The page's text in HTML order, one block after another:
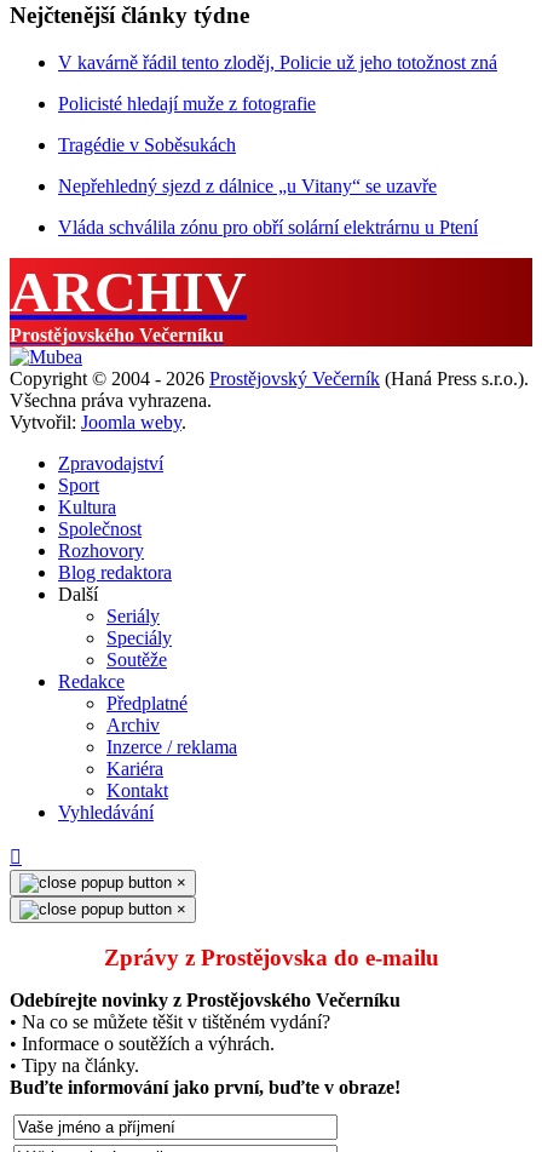
Nejčtenější články týdne
V kavárně řádil tento zloděj, Policie už jeho totožnost zná
Policisté hledají muže z fotografie
Tragédie v Soběsukách
Nepřehledný sjezd z dálnice „u Vitany“ se uzavře
Vláda schválila zónu pro obří solární elektrárnu u Ptení
ARCHIV
Prostějovského Večerníku
Copyright © 2004 - 2026 Prostějovský Večerník (Haná Press s.r.o.).
Všechna práva vyhrazena.
Vytvořil: Joomla weby.
Zpravodajství
Sport
Kultura
Společnost
Rozhovory
Blog redaktora
Další
Seriály
Speciály
Soutěže
Redakce
Předplatné
Archiv
Inzerce / reklama
Kariéra
Kontakt
Vyhledávání
×
×
Zprávy z Prostějovska do e‑mailu
Odebírejte novinky z Prostějovského Večerníku
• Na co se můžete těšit v tištěném vydání?
• Informace o soutěžích a výhrách.
• Tipy na články.
Buďte informování jako první, buďte v obraze!